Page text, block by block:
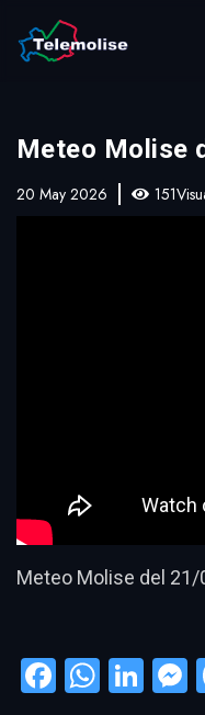
Meteo Molise
20 May 2026
Meteo Molise del
Facebook